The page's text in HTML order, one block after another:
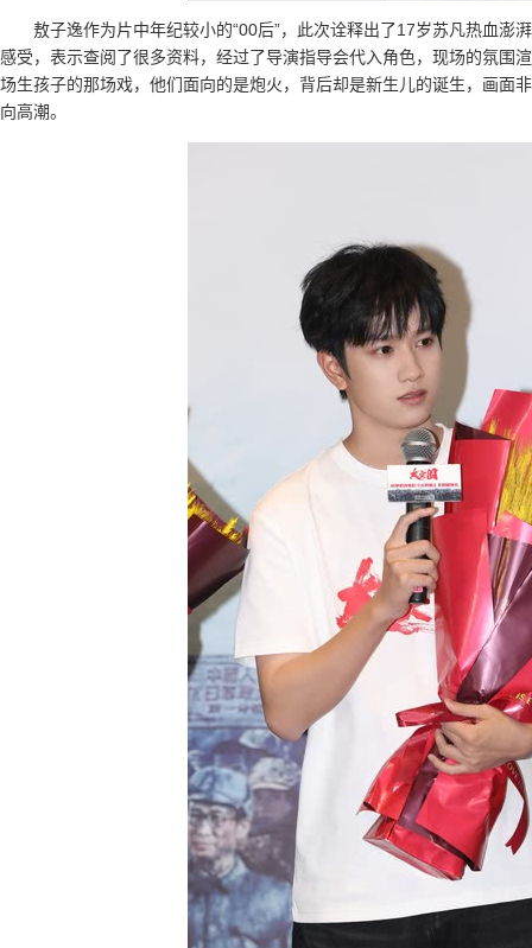
敖子逸作为片中年纪较小的“00后”，此次诠释出了17岁苏凡热血澎
感受，表示查阅了很多资料，经过了导演指导会代入角色，现场的氛围
场生孩子的那场戏，他们面向的是炮火，背后却是新生儿的诞生，画面
向高潮。